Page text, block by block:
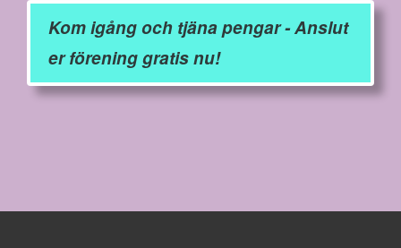
Kom igång och tjäna pengar - Anslut
er förening gratis nu!